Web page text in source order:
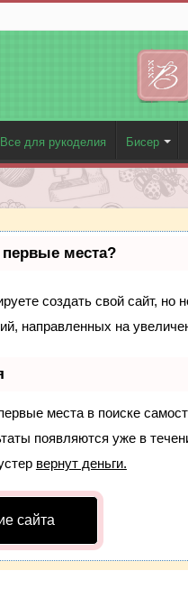
Все для рукоделия Бисер
первые места?
создать свой сайт, но
направленных на
места в поиске
появляются уже в
вернут деньги.
сайта